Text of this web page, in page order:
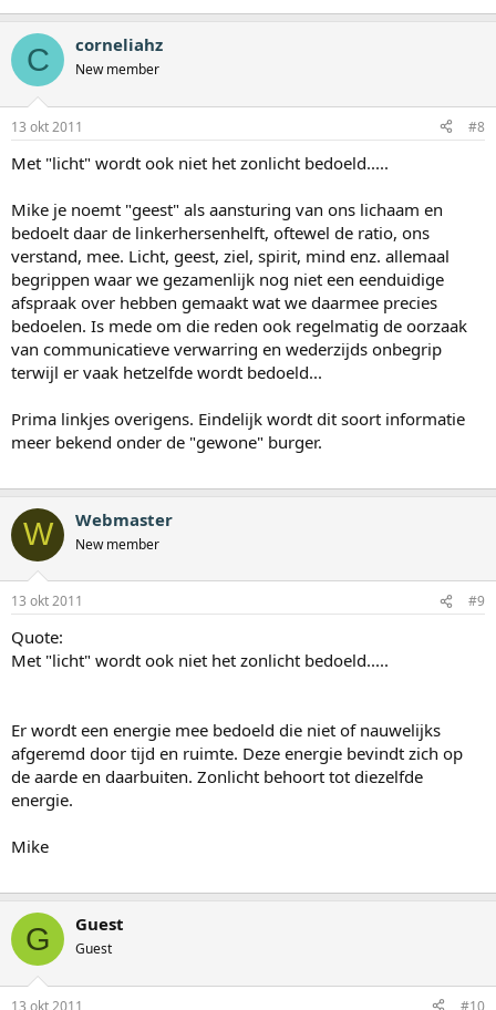
C corneliahz
New member
13 okt 2011 #8
Met "licht" wordt ook niet het zonlicht bedoeld.....
Mike je noemt "geest" als aansturing van ons lichaam en
bedoelt daar de linkerhersenhelft, oftewel de ratio, ons
verstand, mee. Licht, geest, ziel, spirit, mind enz. allemaal
begrippen waar we gezamenlijk nog niet een eenduidige
afspraak over hebben gemaakt wat we daarmee precies
bedoelen. Is mede om die reden ook regelmatig de oorzaak
van communicatieve verwarring en wederzijds onbegrip
terwijl er vaak hetzelfde wordt bedoeld...
Prima linkjes overigens. Eindelijk wordt dit soort informatie
meer bekend onder de "gewone" burger.
W Webmaster
New member
13 okt 2011 #9
Quote:
Met "licht" wordt ook niet het zonlicht bedoeld.....
Er wordt een energie mee bedoeld die niet of nauwelijks
afgeremd door tijd en ruimte. Deze energie bevindt zich op
de aarde en daarbuiten. Zonlicht behoort tot diezelfde
energie.
Mike
G Guest
Guest
13 okt 2011 #10